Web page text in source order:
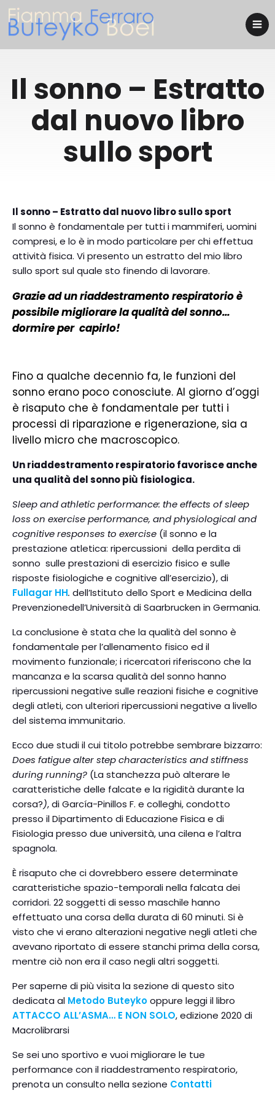
Il sonno – Estratto
dal nuovo libro
sullo sport
Il sonno – Estratto dal nuovo libro sullo sport
Il sonno è fondamentale per tutti i mammiferi, uomini
compresi, e lo è in modo particolare per chi effettua
attività fisica. Vi presento un estratto del mio libro
sullo sport sul quale sto finendo di lavorare.
Grazie ad un riaddestramento respiratorio è
possibile migliorare la qualità del sonno…
dormire per capirlo!
Fino a qualche decennio fa, le funzioni del
sonno erano poco conosciute. Al giorno d’oggi
è risaputo che è fondamentale per tutti i
processi di riparazione e rigenerazione, sia a
livello micro che macroscopico.
Un riaddestramento respiratorio favorisce anche
una qualità del sonno più fisiologica.
Sleep and athletic performance: the effects of sleep
loss on exercise performance, and physiological and
cognitive responses to exercise (il sonno e la
prestazione atletica: ripercussioni della perdita di
sonno sulle prestazioni di esercizio fisico e sulle
risposte fisiologiche e cognitive all’esercizio), di
Fullagar HH. dell’Istituto dello Sport e Medicina della
Prevenzionedell’Università di Saarbrucken in Germania.
La conclusione è stata che la qualità del sonno è
fondamentale per l’allenamento fisico ed il
movimento funzionale; i ricercatori riferiscono che la
mancanza e la scarsa qualità del sonno hanno
ripercussioni negative sulle reazioni fisiche e cognitive
degli atleti, con ulteriori ripercussioni negative a livello
del sistema immunitario.
Ecco due studi il cui titolo potrebbe sembrare bizzarro:
Does fatigue alter step characteristics and stiffness
during running? (La stanchezza può alterare le
caratteristiche delle falcate e la rigidità durante la
corsa?), di García-Pinillos F. e colleghi, condotto
presso il Dipartimento di Educazione Fisica e di
Fisiologia presso due università, una cilena e l’altra
spagnola.
È risaputo che ci dovrebbero essere determinate
caratteristiche spazio-temporali nella falcata dei
corridori. 22 soggetti di sesso maschile hanno
effettuato una corsa della durata di 60 minuti. Si è
visto che vi erano alterazioni negative negli atleti che
avevano riportato di essere stanchi prima della corsa,
mentre ciò non era il caso negli altri soggetti.
Per saperne di più visita la sezione di questo sito
dedicata al Metodo Buteykooppure leggi il libro
ATTACCO ALL’ASMA… E NON SOLO, edizione 2020 di
Macrolibrarsi
Se sei uno sportivo e vuoi migliorare le tue
performance con il riaddestramento respiratorio,
prenota un consulto nella sezione Contatti